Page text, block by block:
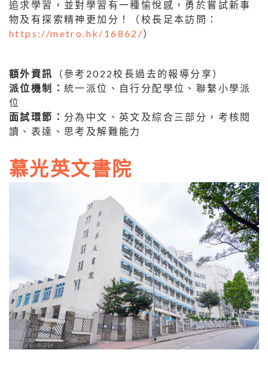
追求學習，並對學習有一種愉悅感，勇於嘗試新事
物及有探索精神更加分！（校長足本訪問：
https://metro.hk/16862/）
額外資訊
（參考2022校長過去的報導分享）
派位機制： 統一派位、自行分配學位、聯繫小學派
位
面試環節： 分為中文、英文及綜合三部分，考核閱
讀、表達、思考及解難能力
慕光英文書院